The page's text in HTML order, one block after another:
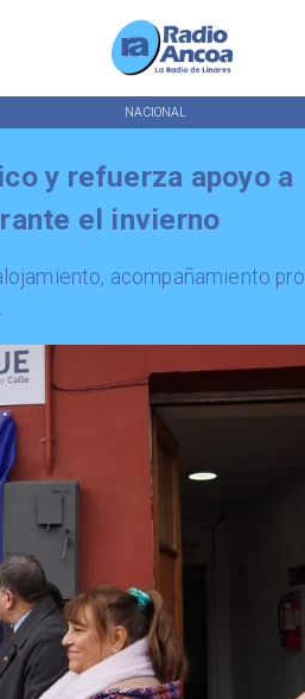
NACIONAL
y refuerza apoyo a
el invierno
acompañamiento